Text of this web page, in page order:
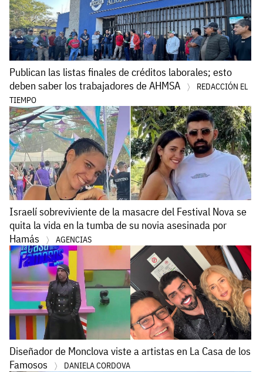
Publican las listas finales de créditos laborales; esto
deben saber los trabajadores de AHMSA
REDACCIÓN EL
TIEMPO
Israelí sobreviviente de la masacre del Festival Nova se
quita la vida en la tumba de su novia asesinada por
Hamás
AGENCIAS
Diseñador de Monclova viste a artistas en La Casa de los
Famosos
DANIELA CORDOVA